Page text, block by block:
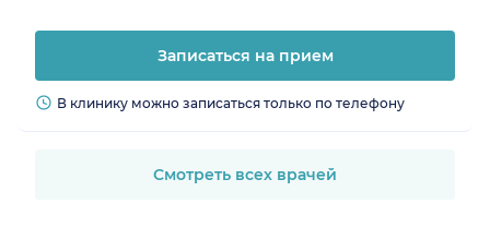
Записаться на прием
В клинику можно записаться только по телефону
Смотреть всех врачей